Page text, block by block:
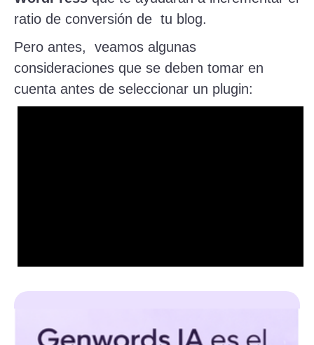
ratio de conversión de tu blog.
Pero antes, veamos algunas
consideraciones que se deben tomar en
cuenta antes de seleccionar un plugin: